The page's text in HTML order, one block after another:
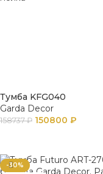
Тумба KFG040
Garda Decor
158737₽ 150800 ₽
-30%